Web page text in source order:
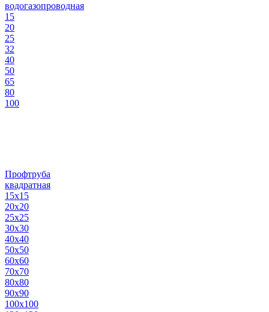
водогазопроводная
15
20
25
32
40
50
65
80
100
Профтруба
квадратная
15х15
20х20
25х25
30х30
40х40
50х50
60х60
70х70
80х80
90х90
100х100